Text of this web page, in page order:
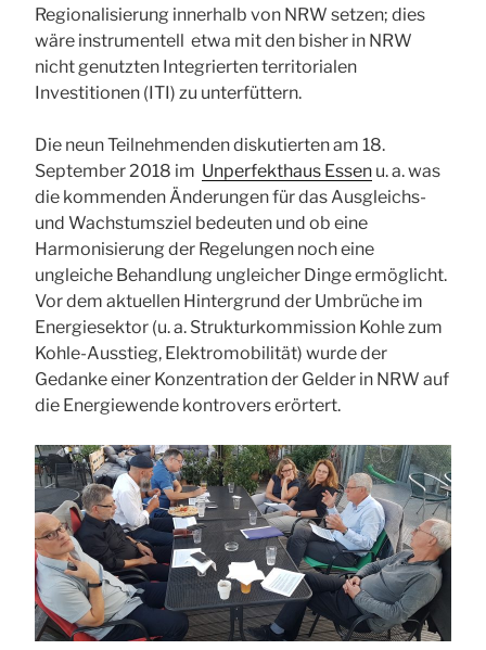
Regionalisierung innerhalb von NRW setzen; dies
wäre instrumentell etwa mit den bisher in NRW
nicht genutzten Integrierten territorialen
Investitionen (ITI) zu unterfüttern.
Die neun Teilnehmenden diskutierten am 18.
September 2018 im Unperfekthaus Essen u. a. was
die kommenden Änderungen für das Ausgleichs-
und Wachstumsziel bedeuten und ob eine
Harmonisierung der Regelungen noch eine
ungleiche Behandlung ungleicher Dinge ermöglicht.
Vor dem aktuellen Hintergrund der Umbrüche im
Energiesektor (u. a. Strukturkommission Kohle zum
Kohle-Ausstieg, Elektromobilität) wurde der
Gedanke einer Konzentration der Gelder in NRW auf
die Energiewende kontrovers erörtert.